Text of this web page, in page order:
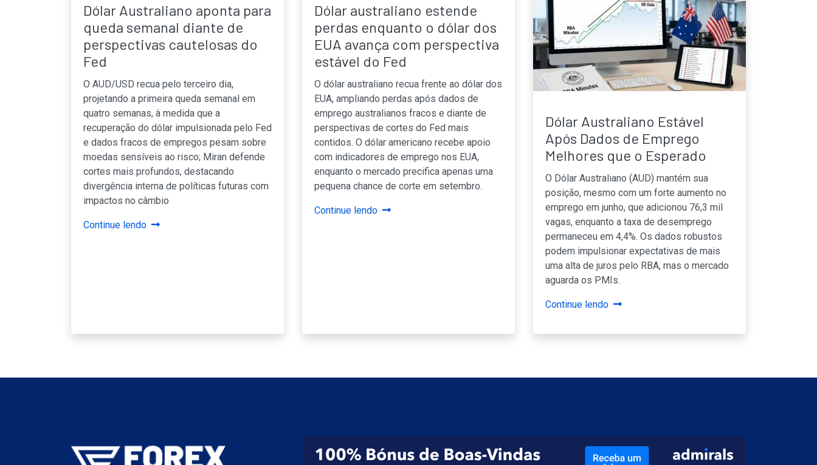
Dólar Australiano aponta para
queda semanal diante de
perspectivas cautelosas do
Fed
O AUD/USD recua pelo terceiro dia,
projetando a primeira queda semanal em
quatro semanas, à medida que a
recuperação do dólar impulsionada pelo Fed
e dados fracos de empregos pesam sobre
moedas sensíveis ao risco; Miran defende
cortes mais profundos, destacando
divergência interna de políticas futuras com
impactos no câmbio
Continue lendo
Dólar australiano estende
perdas enquanto o dólar dos
EUA avança com perspectiva
estável do Fed
O dólar australiano recua frente ao dólar dos
EUA, ampliando perdas após dados de
emprego australianos fracos e diante de
perspectivas de cortes do Fed mais
contidos. O dólar americano recebe apoio
com indicadores de emprego nos EUA,
enquanto o mercado precifica apenas uma
pequena chance de corte em setembro.
Continue lendo
Dólar Australiano Estável
Após Dados de Emprego
Melhores que o Esperado
O Dólar Australiano (AUD) mantém sua
posição, mesmo com um forte aumento no
emprego em junho, que adicionou 76,3 mil
vagas, enquanto a taxa de desemprego
permaneceu em 4,4%. Os dados robustos
podem impulsionar expectativas de mais
uma alta de juros pelo RBA, mas o mercado
aguarda os PMIs.
Continue lendo